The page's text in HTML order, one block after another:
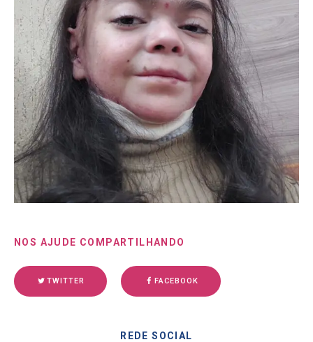
NOS AJUDE COMPARTILHANDO
TWITTER FACEBOOK
REDE SOCIAL